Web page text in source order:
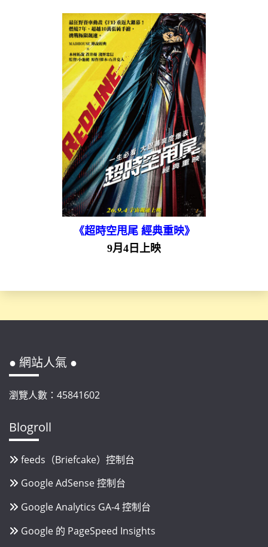
《超時空甩尾 經典重映》
9月4日上映
● 網站人氣 ●
瀏覽人數：45841602
Blogroll
feeds（Briefcake）控制台
Google AdSense 控制台
Google Analytics GA-4 控制台
Google 的 PageSpeed Insights